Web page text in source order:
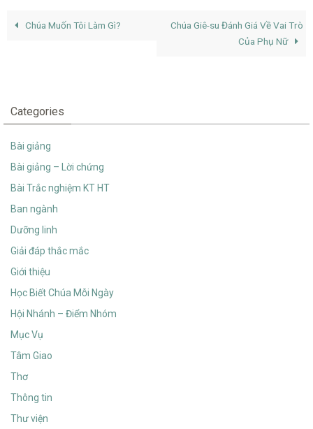
Chúa Muốn Tôi Làm Gì?
Chúa Giê-su Đánh Giá Về Vai Trò
Của Phụ Nữ
Categories
Bài giảng
Bài giảng – Lời chứng
Bài Trắc nghiệm KT HT
Ban ngành
Dưỡng linh
Giải đáp thắc mắc
Giới thiệu
Học Biết Chúa Mỗi Ngày
Hội Nhánh – Điểm Nhóm
Mục Vụ
Tâm Giao
Thơ
Thông tin
Thư viện